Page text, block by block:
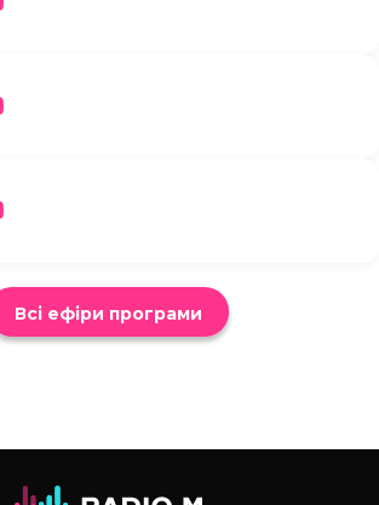
Всі ефіри програми